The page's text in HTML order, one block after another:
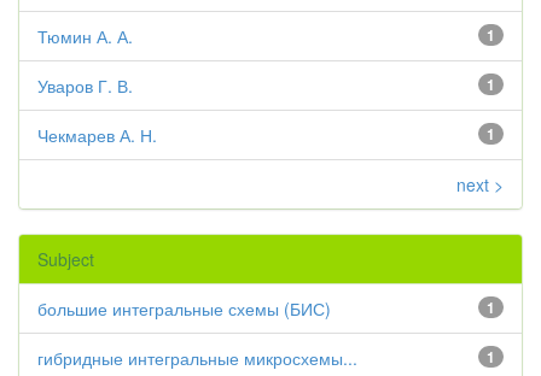
1
Тюмин А. А.
1
Уваров Г. В.
1
Чекмарев А. Н.
next >
Subject
1
большие интегральные схемы (БИС)
1
гибридные интегральные микросхемы...